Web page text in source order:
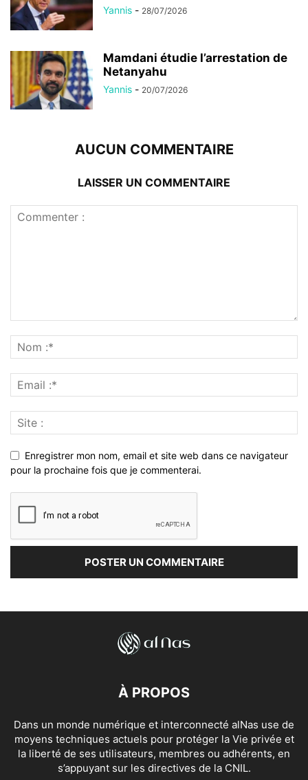
Yannis - 28/07/2026
Mamdani étudie l’arrestation de
Netanyahu
Yannis - 20/07/2026
AUCUN COMMENTAIRE
LAISSER UN COMMENTAIRE
Enregistrer mon nom, email et site web dans ce navigateur
pour la prochaine fois que je commenterai.
À PROPOS
Dans un monde numérique et interconnecté alNas use de
moyens techniques actuels pour protéger la Vie privée et
la liberté de ses utilisateurs, membres ou adhérents, en
s’appuyant sur les directives de la CNIL.